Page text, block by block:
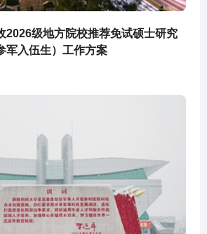
2026级地方院校推荐免试硕士研究
军入伍生）工作方案